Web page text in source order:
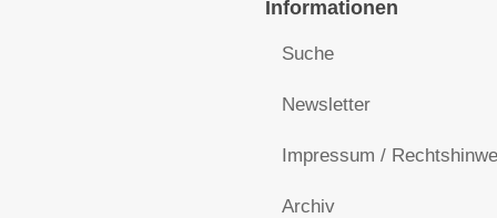
Informationen
Suche
Newsletter
Impressum /
Archiv